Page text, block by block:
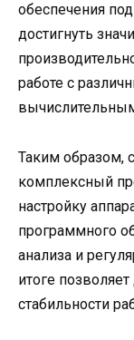
обеспечения
достигнуть
работе с
Таким образом,
комплексный
настройку
программного
анализа и
итоге
стабильности